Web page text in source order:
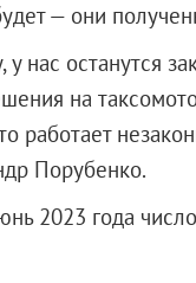
— они
у нас останутся
на
работает
Порубенко.
2023 года